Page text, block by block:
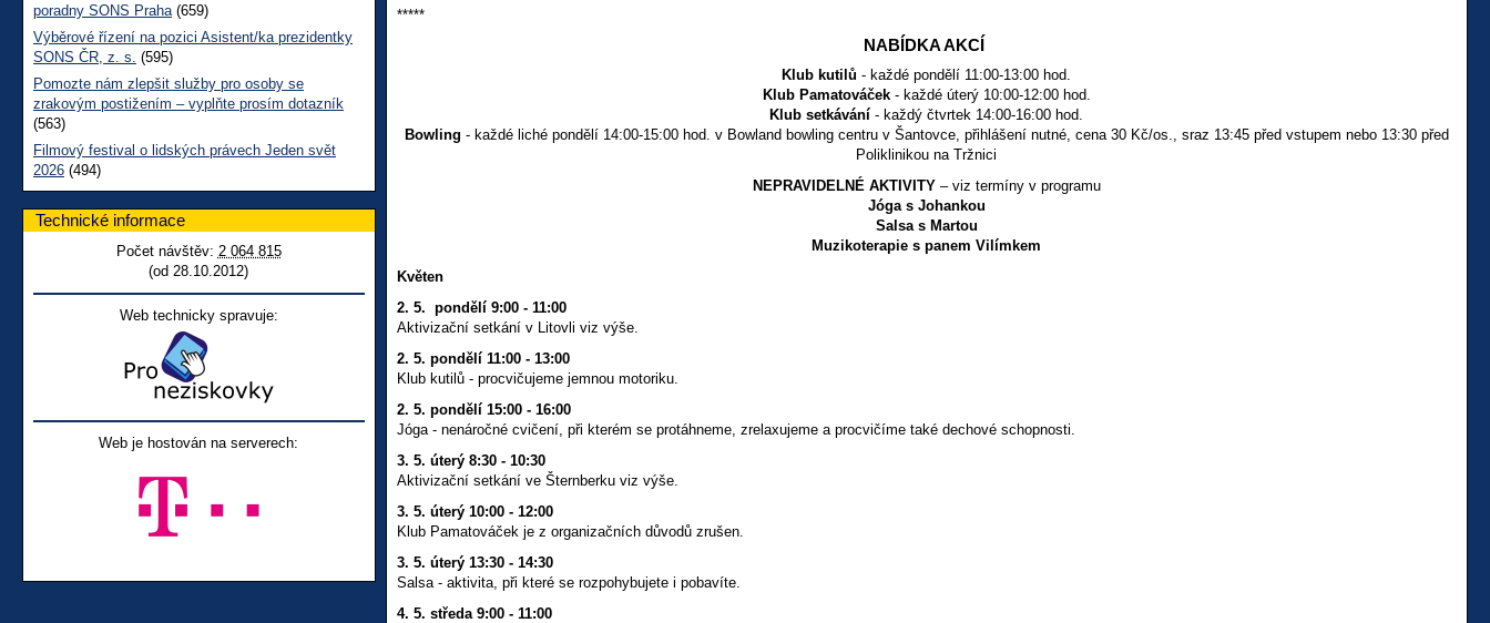
*****
NABÍDKA AKCÍ
Klub kutilů- každé pondělí 11:00-13:00 hod.
Klub Pamatováček - každé úterý 10:00-12:00 hod.
Klub setkávání - každý čtvrtek 14:00-16:00 hod.
Bowling - každé liché pondělí 14:00-15:00 hod. v Bowland bowling centru v Šantovce, přihlášení nutné, cena 30 Kč/os., sraz 13:45 před vstupem nebo 13:30 před
Poliklinikou na Tržnici
NEPRAVIDELNÉ AKTIVITY– viz termíny v programu
Jóga s Johankou
Salsa s Martou
Muzikoterapie s panem Vilímkem
Květen
2. 5. pondělí 9:00 - 11:00
Aktivizační setkání v Litovli viz výše.
2. 5. pondělí 11:00 - 13:00
Klub kutilů - procvičujeme jemnou motoriku.
2. 5. pondělí 15:00 - 16:00
Jóga - nenáročné cvičení, při kterém se protáhneme, zrelaxujeme a procvičíme také dechové schopnosti.
3. 5. úterý 8:30 - 10:30
Aktivizační setkání ve Šternberku viz výše.
3. 5. úterý 10:00 - 12:00
Klub Pamatováček je z organizačních důvodů zrušen.
3. 5. úterý 13:30 - 14:30
Salsa - aktivita, při které se rozpohybujete i pobavíte.
4. 5. středa 9:00 - 11:00
poradny SONS Praha (659)
Výběrové řízení na pozici Asistent/ka prezidentky
SONS ČR, z. s. (595)
Pomozte nám zlepšit služby pro osoby se
zrakovým postižením – vyplňte prosím dotazník
(563)
Filmový festival o lidských právech Jeden svět
2026 (494)
Technické informace
Počet návštěv: 2 064 815
(od 28.10.2012)
Web technicky spravuje:
Web je hostován na serverech: